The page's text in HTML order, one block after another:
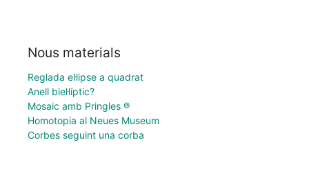
Nous materials
Reglada el·lipse a quadrat
Anell biel·líptic?
Mosaic amb Pringles ®
Homotopia al Neues Museum
Corbes seguint una corba